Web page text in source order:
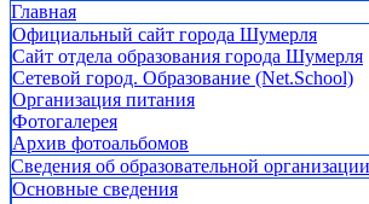
Главная
Официальный сайт города Шумерля
Сайт отдела образования города Шумерля
Сетевой город. Образование (Net.School)
Организация питания
Фотогалерея
Архив фотоальбомов
Сведения об образовательной организации
Основные сведения